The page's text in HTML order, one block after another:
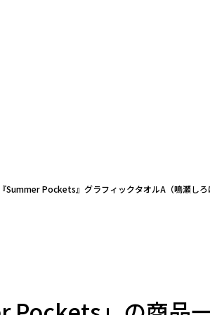
『Summer Pockets』グラフィックタオルA（鳴瀬しろ